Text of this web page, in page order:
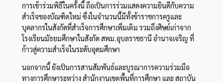
การเข้าร่วมพิธีในครั้งนี้ ถือเป็นการร่วมแสดงความยินดีกับความ
สำเร็จของบัณฑิตใหม่ ซึ่งในจำนวนนี้มีทั้งข้าราชการครูและ
บุคลากรในสังกัดที่สำเร็จการศึกษาเพิ่มเติม รวมถึงศิษย์เก่าจาก
โรงเรียนมัธยมศึกษาในสังกัด สพม.อุบลราชธานี อำนาจเจริญ ที่
ก้าวสู่ความสำเร็จในระดับอุดมศึกษา
นอกจากนี้ ยังเป็นการสานสัมพันธ์และบูรณาการความร่วมมือ
ทางการศึกษาระหว่าง สำนักงานเขตพื้นที่การศึกษา และ สถาบัน